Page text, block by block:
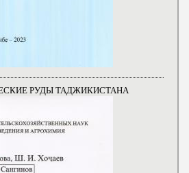
РУДЫ ТАДЖИКИСТАНА